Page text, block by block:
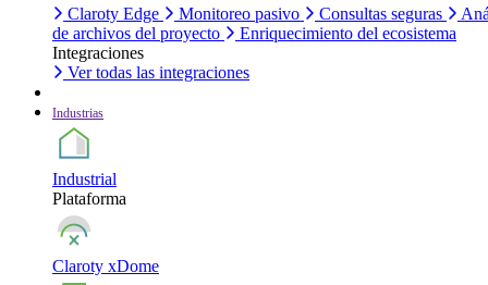
Claroty Edge
Monitoreo pasivo Consultas seguras
de archivos del proyecto
Enriquecimiento del ecosistema
Integraciones
Ver todas las integraciones
Industrias
Industrial
Plataforma
Claroty xDome